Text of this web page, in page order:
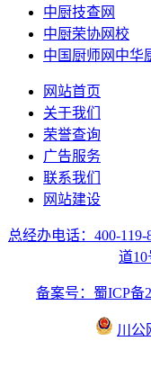
中厨技查网
中厨荣协网校
中国厨师网中华
网站首页
关于我们
荣誉查询
广告服务
联系我们
网站建设
总经办电话：400-119-
道
备案号：蜀ICP备
川公